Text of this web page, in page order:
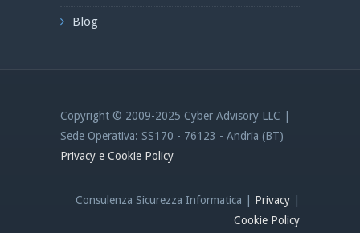
Blog
Copyright © 2009-2025 Cyber Advisory LLC |
Sede Operativa: SS170 - 76123 - Andria (BT)
Privacy e Cookie Policy
Consulenza Sicurezza Informatica | Privacy
Cookie Policy